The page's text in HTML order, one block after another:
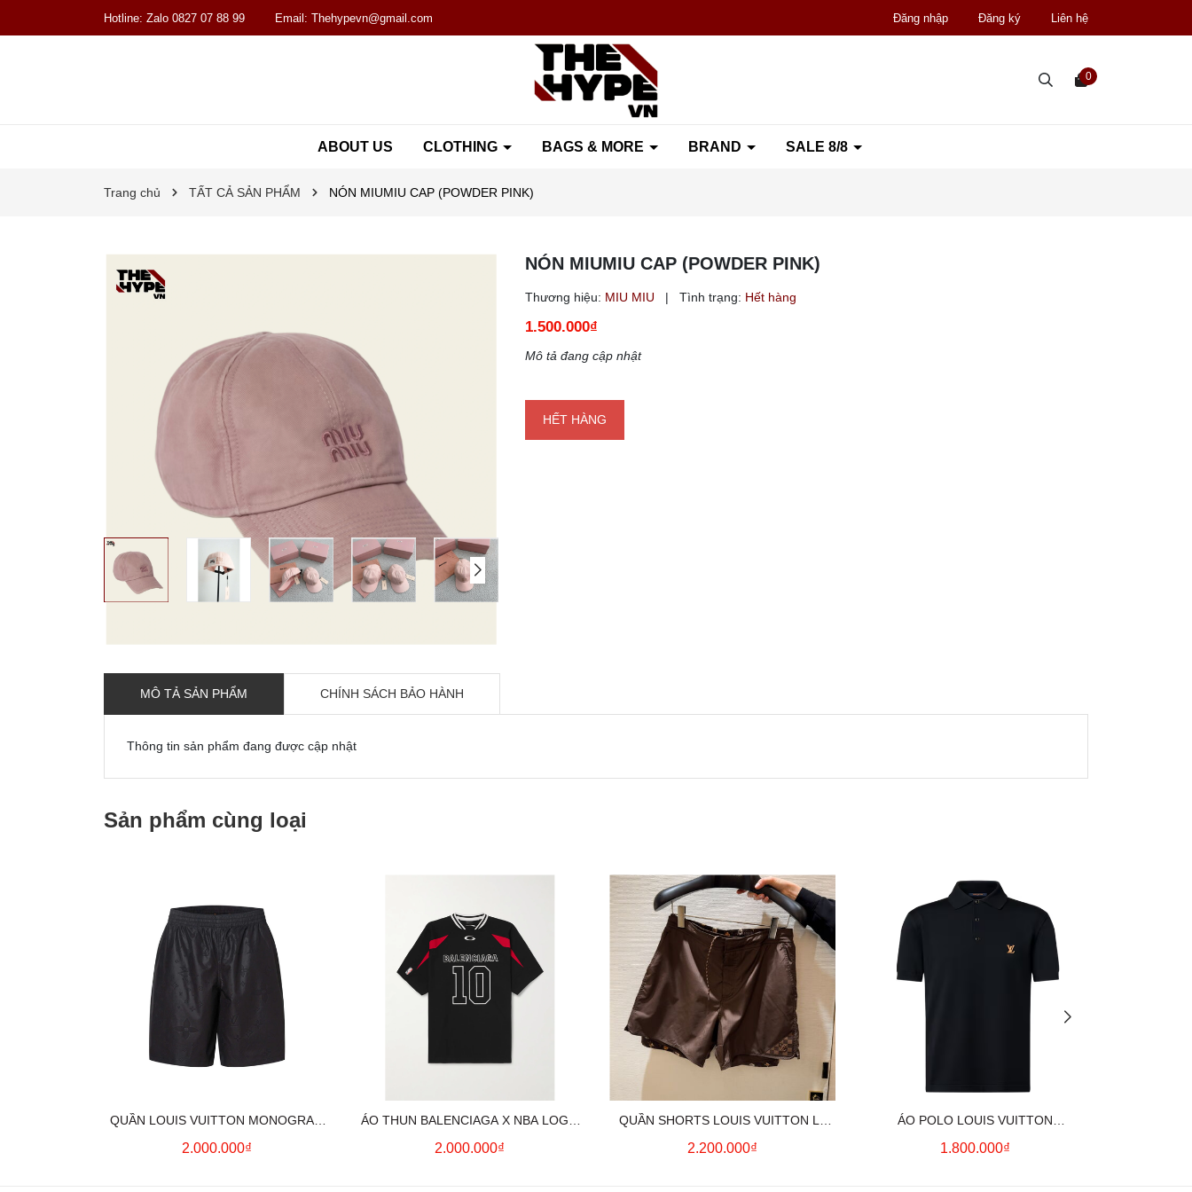
Hotline: Zalo 0827 07 88 99 Email: Thehypevn@gmail.com Đăng nhập Đăng ký Liên hệ
ABOUT US CLOTHING BAGS & MORE BRAND SALE 8/8
0
Trang chủ TẤT CẢ SẢN PHẨM NÓN MIUMIU CAP (POWDER PINK)
NÓN MIUMIU CAP (POWDER PINK)
Thương hiệu: MIU MIU | Tình trạng: Hết hàng
1.500.000₫
Mô tả đang cập nhật
HẾT HÀNG
MÔ TẢ SẢN PHẨM CHÍNH SÁCH BẢO HÀNH
Thông tin sản phẩm đang được cập nhật
Sản phẩm cùng loại
QUẦN LOUIS VUITTON MONOGRAM
MOIRE JACQUARD SILK SHORTS IN
2.000.000₫
ÁO THUN BALENCIAGA X NBA LOGO
COTTON JERSEY T-SHIRT
2.000.000₫
QUẦN SHORTS LOUIS VUITTON LV
MONOGRAM SWIMWEAR (BROWN)
2.200.000₫
ÁO POLO LOUIS VUITTON
SIGNATURE LOGO (BLACK)
1.800.000₫